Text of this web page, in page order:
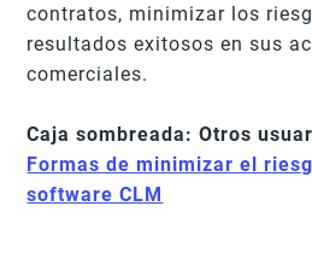
contratos, minimizar los
resultados exitosos en sus
comerciales.
Caja sombreada: Otros
Formas de minimizar el
software CLM